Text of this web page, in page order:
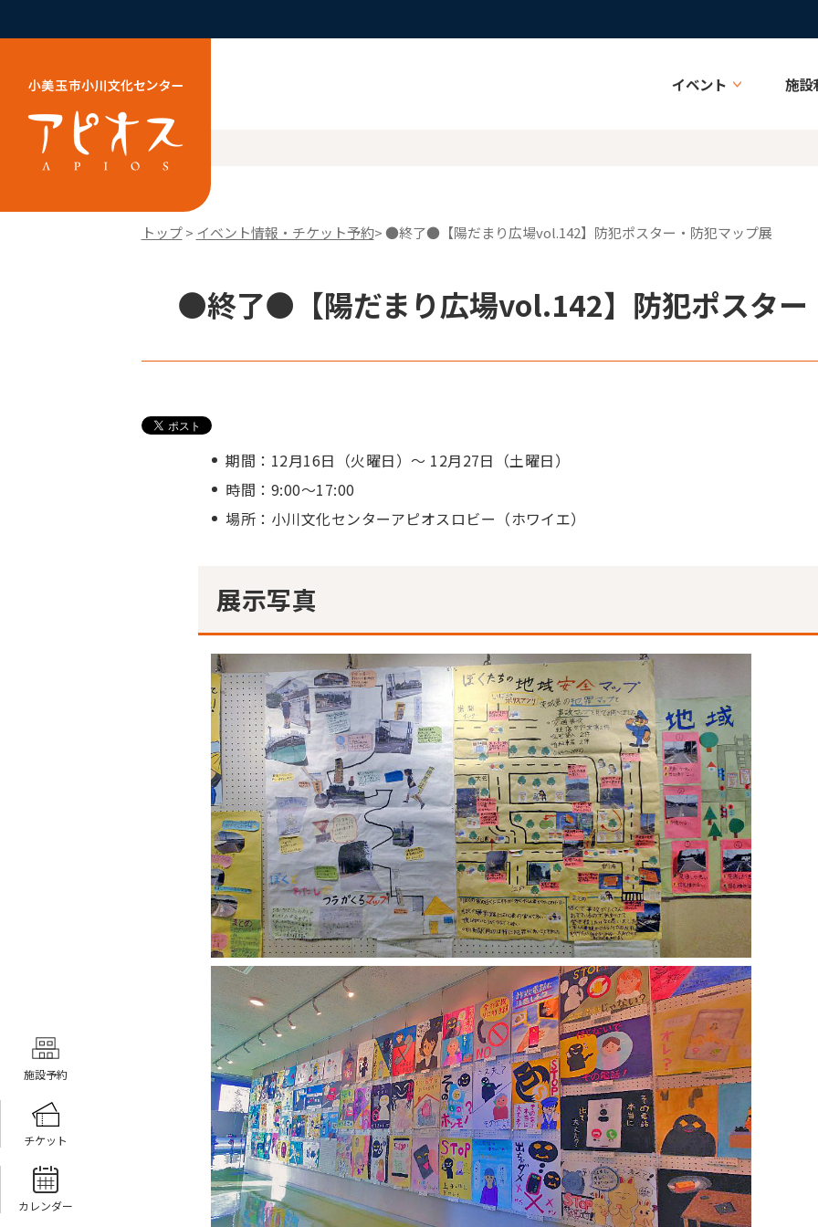
イベント 施設
施設予約
チケット
カレンダー
トップ> イベント情報・チケット予約> ●終了●【陽だまり広場vol.142】防犯ポスター・防犯マップ展
●終了●【陽だまり広場vol.142】防犯ポスター
期間：12月16日（火曜日）～ 12月27日（土曜日）
時間：9:00～17:00
場所：小川文化センターアピオスロビー（ホワイエ）
展示写真